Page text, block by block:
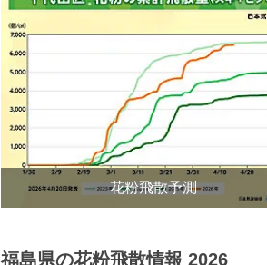
花粉飛散予測
福島県の花粉飛散情報 2026